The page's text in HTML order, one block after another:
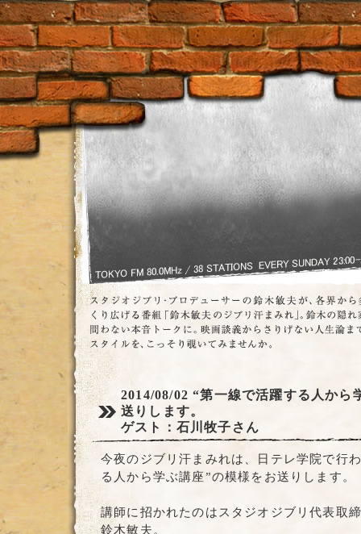
2014/08/02“第一線で活躍する人から
送りします。
ゲスト：石川牧子さん
今夜のジブリ汗まみれは、日テレ学院で行
る人から学ぶ講座”の模様をお送りします。
講師に招かれたのはスタジオジブリ代表取
鈴木敏夫。